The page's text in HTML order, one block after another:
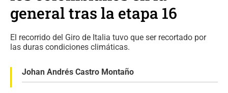
general tras la etapa 16
El recorrido del Giro de Italia tuvo que ser recortado por
las duras condiciones climáticas.
Johan Andrés Castro Montaño